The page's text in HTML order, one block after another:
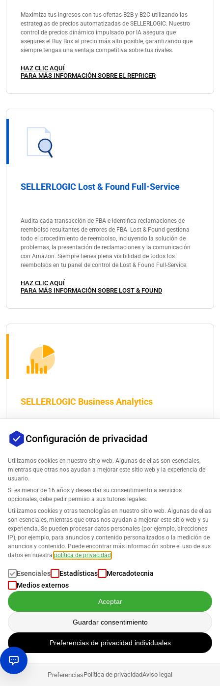
Maximiza tus ingresos con tus ofertas B2B y B2C utilizando las
estrategias de precios automatizadas de SELLERLOGIC. Nuestro
control de precios dinámico impulsado por IA asegura que
asegures el Buy Box al precio más alto posible, garantizando que
siempre tengas una ventaja competitiva sobre tus rivales.
HAZ CLIC AQUÍ
PARA MÁS INFORMACIÓN SOBRE EL REPRICER
SELLERLOGIC Lost & Found Full-Service
Audita cada transacción de FBA e identifica reclamaciones de
reembolso resultantes de errores de FBA. Lost & Found gestiona
todo el procedimiento de reembolso, incluyendo la solución de
problemas, la presentación de reclamaciones y la comunicación
con Amazon. Siempre tienes plena visibilidad de todos los
reembolsos en tu panel de control de Lost & Found Full-Service.
HAZ CLIC AQUÍ
PARA MÁS INFORMACIÓN SOBRE LOST & FOUND
SELLERLOGIC Business Analytics
Business Analytics para Amazon te ofrece una visión general de tu
rentabilidad - para tu negocio, mercados individuales y todos tus
HAZ CLIC AQUÍ
PARA MÁS INFORMACIÓN SOBRE BUSINESS ANALYTICS
Publicaciones relacionadas
Consejos & Trucos
La cuenta de vendedor de Amazon: Cómo crear
su cuenta, convertirse en un vendedor exitoso y
evitar la suspensión de la cuenta
Lena Schwab
Consejos & Trucos
Amazon FBA y Margen: ¿Se Venden el 20% de
Configuración de privacidad
Utilizamos cookies en nuestro sitio web. Algunas de ellas son esenciales,
mientras que otras nos ayudan a mejorar este sitio web y la experiencia del
usuario.
Si es menor de 16 años y desea dar su consentimiento a servicios
opcionales, debe pedir permiso a sus tutores legales.
Utilizamos cookies y otras tecnologías en nuestro sitio web. Algunas de ellas
son esenciales, mientras que otras nos ayudan a mejorar este sitio web y su
experiencia. Se pueden procesar datos personales (por ejemplo, direcciones
IP), por ejemplo, para anuncios y contenido personalizados o la medición de
anuncios y contenido. Puede encontrar más información sobre el uso de sus
datos en nuestra política de privacidad
Esenciales Estadísticas
Mercadotecnia
Medios externos
Aceptar
Guardar consentimiento
Preferencias de privacidad individuales
PreferenciasPolítica de privacidadAviso legal